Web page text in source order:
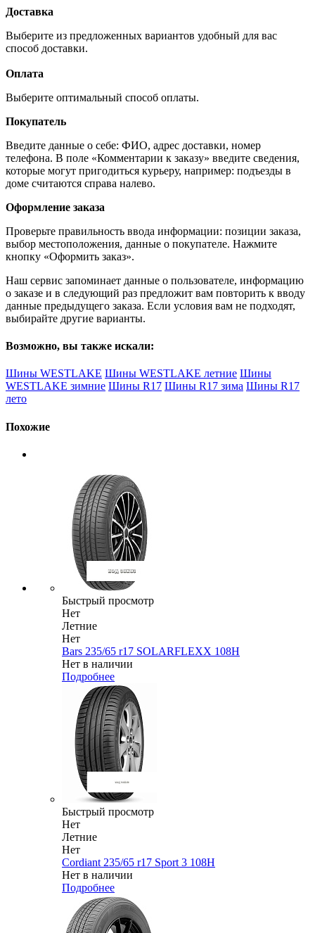
Доставка
Выберите из предложенных вариантов удобный для вас
способ доставки.
Оплата
Выберите оптимальный способ оплаты.
Покупатель
Введите данные о себе: ФИО, адрес доставки, номер
телефона. В поле «Комментарии к заказу» введите сведения,
которые могут пригодиться курьеру, например: подъезды в
доме считаются справа налево.
Оформление заказа
Проверьте правильность ввода информации: позиции заказа,
выбор местоположения, данные о покупателе. Нажмите
кнопку «Оформить заказ».
Наш сервис запоминает данные о пользователе, информацию
о заказе и в следующий раз предложит вам повторить к вводу
данные предыдущего заказа. Если условия вам не подходят,
выбирайте другие варианты.
Возможно, вы также искали:
Шины WESTLAKE Шины WESTLAKE летние Шины
WESTLAKE зимние Шины R17 Шины R17 зима Шины R17
лето
Похожие
Быстрый просмотр
Нет
Летние
Нет
Bars 235/65 r17 SOLARFLEXX 108H
Нет в наличии
Подробнее
Быстрый просмотр
Нет
Летние
Нет
Cordiant 235/65 r17 Sport 3 108H
Нет в наличии
Подробнее